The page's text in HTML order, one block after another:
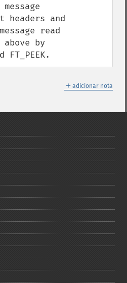
headers and
read
by
FT_PEEK.
＋ adicionar nota